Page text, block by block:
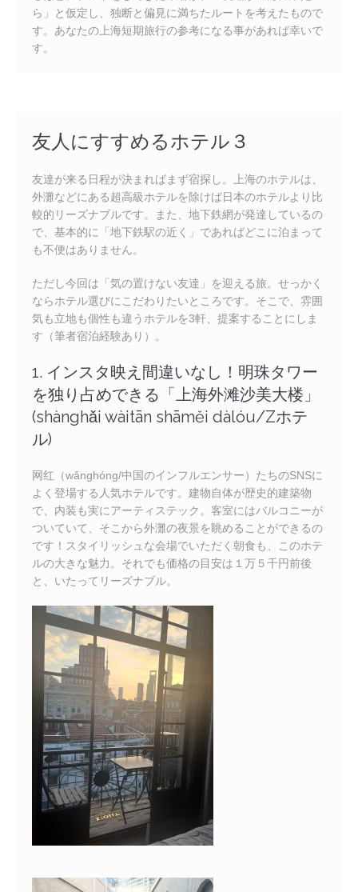
ら」と仮定し、独断と偏見に満ちたルートを考えたもので
す。あなたの上海短期旅行の参考になる事があれば幸いで
す。
友人にすすめるホテル３
友達が来る日程が決まればまず宿探し。上海のホテルは、
外灘などにある超高級ホテルを除けば日本のホテルより比
較的リーズナブルです。また、地下鉄網が発達しているの
で、基本的に「地下鉄駅の近く」であればどこに泊まって
も不便はありません。
ただし今回は「気の置けない友達」を迎える旅。せっかく
ならホテル選びにこだわりたいところです。そこで、雰囲
気も立地も個性も違うホテルを3軒、提案することにしま
す（筆者宿泊経験あり）。
1. インスタ映え間違いなし！明珠タワー
を独り占めできる「上海外滩沙美大楼」
(shànghǎi wàitān shāměi dàlóu/Zホテ
ル)
网红（wǎnghóng/中国のインフルエンサー）たちのSNSに
よく登場する人気ホテルです。建物自体が歴史的建築物
で、内装も実にアーティステック。客室にはバルコニーが
ついていて、そこから外灘の夜景を眺めることができるの
です！スタイリッシュな会場でいただく朝食も、このホテ
ルの大きな魅力。それでも価格の目安は１万５千円前後
と、いたってリーズナブル。